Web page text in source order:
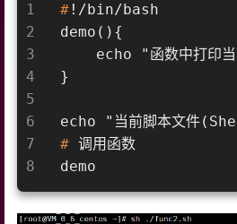
1
2
3
4
5
6
7
8
# !/bin/bash
demo(){
echo "函数中打印
}
echo "当前脚本文件
# 调用函数
demo